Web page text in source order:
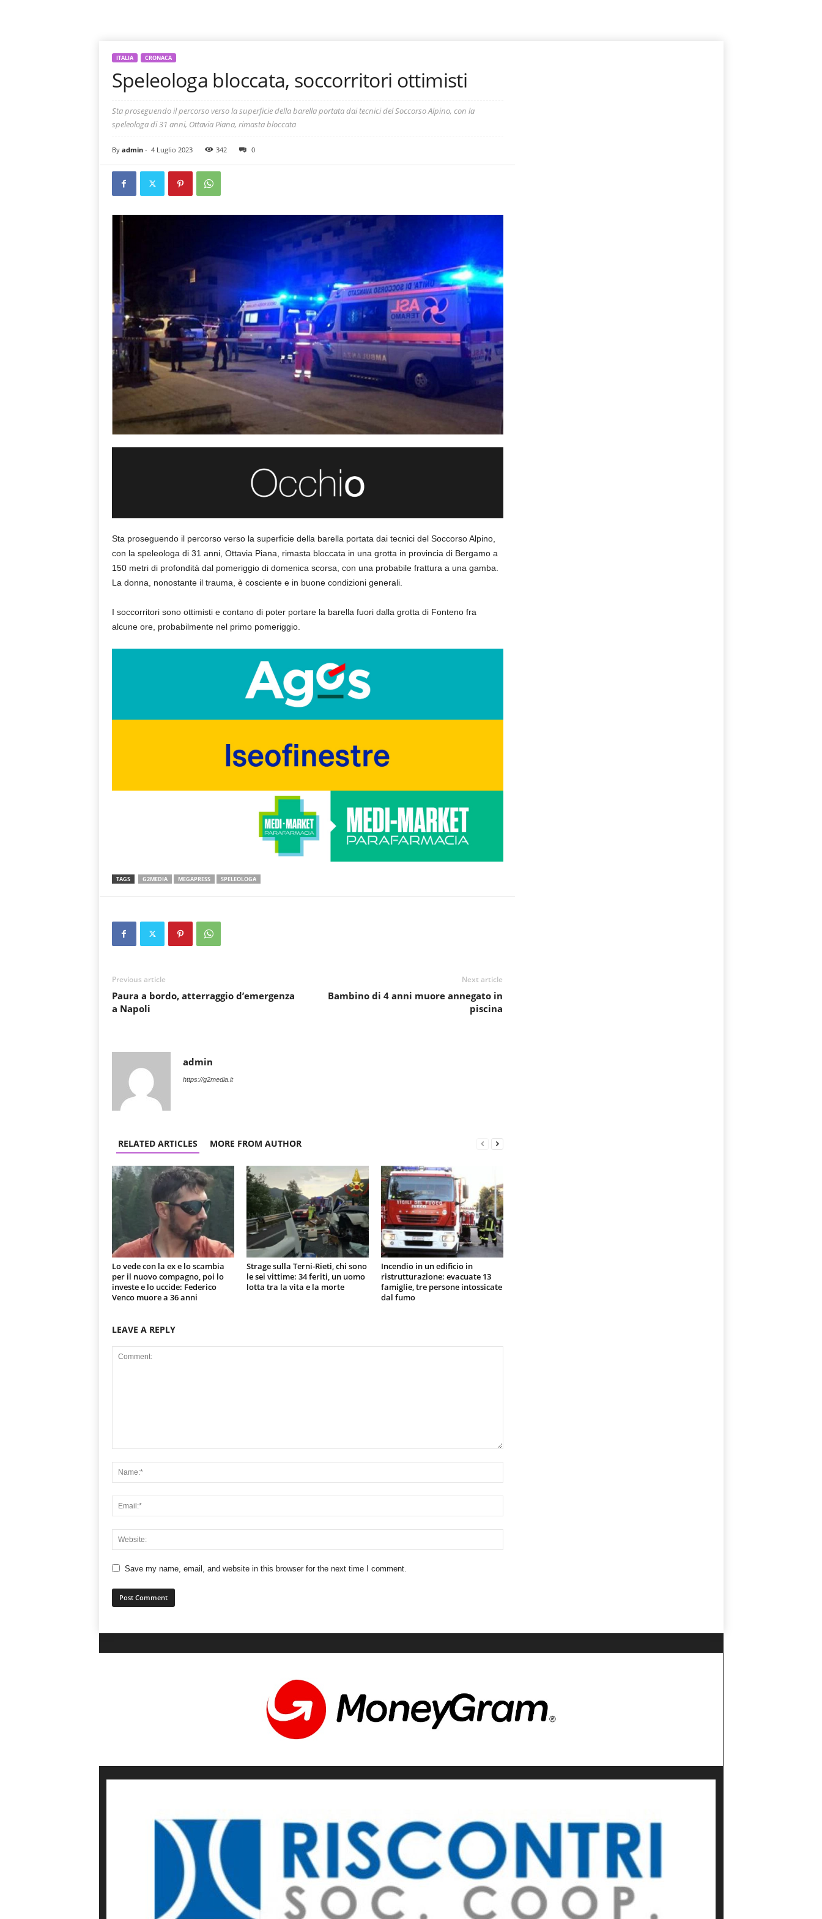
ITALIA CRONACA
Speleologa bloccata, soccorritori ottimisti
Sta proseguendo il percorso verso la superficie della barella portata dai tecnici del Soccorso Alpino, con la
speleologa di 31 anni, Ottavia Piana, rimasta bloccata
By admin- 4 Luglio 2023 342 0
Sta proseguendo il percorso verso la superficie della barella portata dai tecnici del Soccorso Alpino,
con la speleologa di 31 anni, Ottavia Piana, rimasta bloccata in una grotta in provincia di Bergamo a
150 metri di profondità dal pomeriggio di domenica scorsa, con una probabile frattura a una gamba.
La donna, nonostante il trauma, è cosciente e in buone condizioni generali.
I soccorritori sono ottimisti e contano di poter portare la barella fuori dalla grotta di Fonteno fra
alcune ore, probabilmente nel primo pomeriggio.
TAGS G2MEDIA MEGAPRESS SPELEOLOGA
Previous article
Paura a bordo, atterraggio d’emergenza
a Napoli
Next article
Bambino di 4 anni muore annegato in
piscina
admin
https://g2media.it
RELATED ARTICLES MORE FROM AUTHOR
Lo vede con la ex e lo scambia
per il nuovo compagno, poi lo
investe e lo uccide: Federico
Venco muore a 36 anni
Strage sulla Terni-Rieti, chi sono
le sei vittime: 34 feriti, un uomo
lotta tra la vita e la morte
Incendio in un edificio in
ristrutturazione: evacuate 13
famiglie, tre persone intossicate
dal fumo
LEAVE A REPLY
Save my name, email, and website in this browser for the next time I comment.